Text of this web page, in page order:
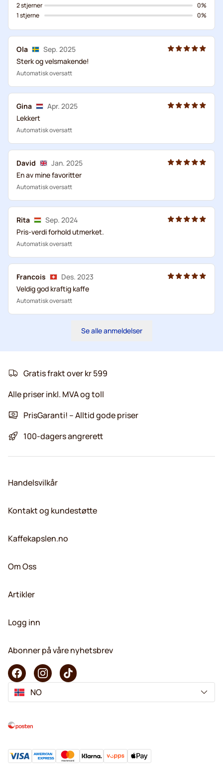
2 stjerner
1 stjerne
0%
0%
Ola
Sep. 2025
Sterk og velsmakende!
Automatisk oversatt
Gina
Apr. 2025
Lekkert
Automatisk oversatt
David
Jan. 2025
En av mine favoritter
Automatisk oversatt
Rita
Sep. 2024
Pris-verdi forhold utmerket.
Automatisk oversatt
Francois
Des. 2023
Veldig god kraftig kaffe
Automatisk oversatt
Se alle anmeldelser
Gratis frakt over kr 599
Alle priser inkl. MVA og toll
PrisGaranti! – Alltid gode priser
100-dagers angrerett
Handelsvilkår
Kontakt og kundestøtte
Kaffekapslen.no
Om Oss
Artikler
Logg inn
Abonner på våre nyhetsbrev
NO